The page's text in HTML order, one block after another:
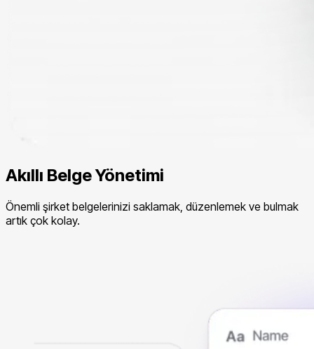
Akıllı Belge Yönetimi
Önemli şirket belgelerinizi saklamak, düzenlemek ve bulmak
artık çok kolay.